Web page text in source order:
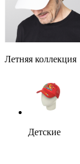
Летняя коллекция
Детские